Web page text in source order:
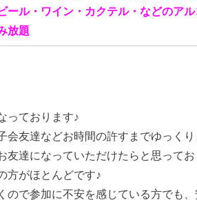
ール・ワイン・カクテル・などのア
放題
っております♪
会友達などお時間の許すまでゆっく
達になっていただけたらと思ってお
方がほとんどです♪
で参加に不安を感じている方でも、